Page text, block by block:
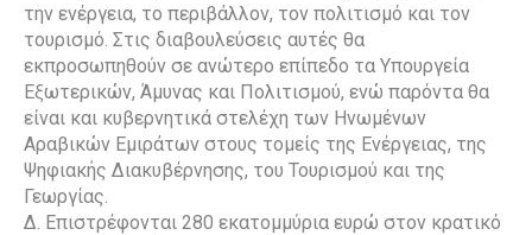
την ενέργεια, το περιβάλλον, τον πολιτισμό και τον
τουρισμό. Στις διαβουλεύσεις αυτές θα
εκπροσωπηθούν σε ανώτερο επίπεδο τα Υπουργεία
Εξωτερικών, Άμυνας και Πολιτισμού, ενώ παρόντα θα
είναι και κυβερνητικά στελέχη των Ηνωμένων
Αραβικών Εμιράτων στους τομείς της Ενέργειας, της
Ψηφιακής Διακυβέρνησης, του Τουρισμού και της
Γεωργίας.
Δ. Επιστρέφονται 280 εκατομμύρια ευρώ στον κρατικό